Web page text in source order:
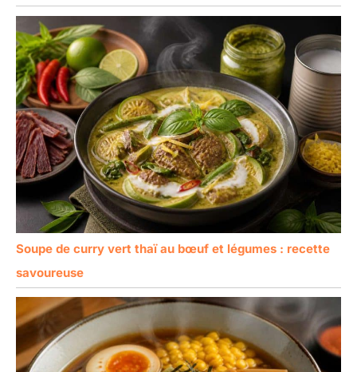
Soupe de curry vert thaï au bœuf et légumes : recette
savoureuse